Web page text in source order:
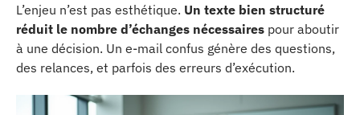
L’enjeu n’est pas esthétique. Un texte bien structuré
réduit le nombre d’échanges nécessaires pour aboutir
à une décision. Un e-mail confus génère des questions,
des relances, et parfois des erreurs d’exécution.